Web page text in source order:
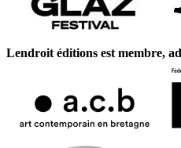
Lendroit éditions est membre,